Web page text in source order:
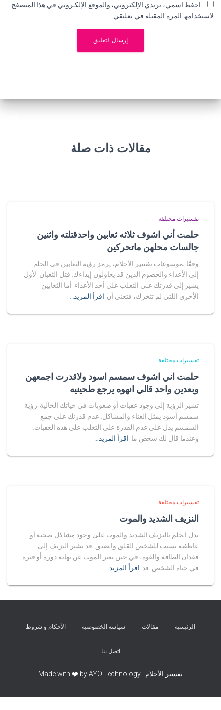
احفظ اسمي، بريدي الإلكتروني، والموقع الإلكتروني في هذا المتصفح
لاستخدامها المرة المقبلة في تعليقي.
مقالات ذات صلة
تفسيرات مختلفة
حلمت أني اشوف ثلاثه ثعابين واحدقتلته واثنين
جالسات محلهن ماتحركين
وفقًا لموسوعات تفسير الأحلام، يرمز رؤية الثعابين في الحلم
إلى الأعداء والخصوم الذين قد يحاولون إيذاءك. قتل الثعبان الأول
يشير إلى قدرتك على التغلب على أحد الأعداء. أما الثعابين
الأخرى اللتي لم تتحرك، فتعني أن اقرأ المزيد…
تفسيرات مختلفة
حلمت اني اشوف سمسم اسود ولاقدرت اجمعهن
وبعدين واحد قالي انهوه يرجع طحينيه
تشير الرؤية إلى وجود عقبات أو صعوبات في حياتك الحالية. رؤية
سمسم أسود يمثل العناء والمشاكل. عدم قدرتك على جمع
السمسم يدل على عدم القدرة على التغلب على هذه العقبات.
وعندما قال لك شخص ما اقرأ المزيد…
تفسيرات مختلفة
النزيف الشديد والموت
يدل الحلم بالنزيف الشديد والموت على وجود مشاكل صحية أو
عاطفية تسبب للشخص القلق والضيق. قد يشير النزيف إلى
فقدان الطاقة والقوة، في حين يعبر الموت عن نهاية دورة أو فترة
في حياة الشخص. قد اقرأ المزيد…
الرئيسية مقالات سياسة الخصوصية الأحكام و شروط
اتصل بنا
تفسير الأحلام | Made with ❤️ by AYO Technology